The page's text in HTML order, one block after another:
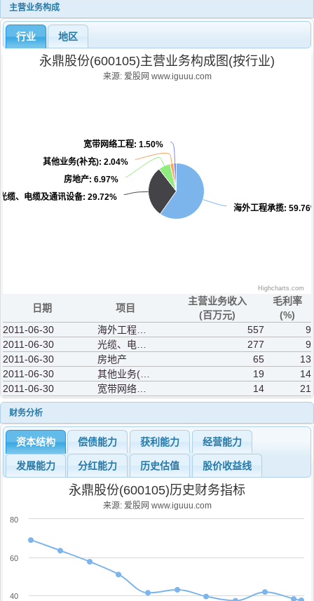
主营业务构成
行业 地区
永鼎股份(600105)主营业务构成图(按行业)
来源: 爱股网 www.iguuu.com
海外工程承揽:
缆、电缆及通讯设备: 29.72%
房地产: 6.97%
其他业务(补充): 2.04%
宽带网络工程: 1.50%
Highcharts.com
日期 项目
主营业务收入
(百万元)
毛利率
(%)
2011-06-30
557
9
2011-06-30
277
9
2011-06-30
房地产 65
13
2011-06-30
19
14
2011-06-30
14 21
财务分析
资本结构 偿债能力 获利能力 经营能力
发展能力 分红能力 历史估值 股价收益线
永鼎股份(600105)历史财务指标
来源: 爱股网 www.iguuu.com
40
60
80